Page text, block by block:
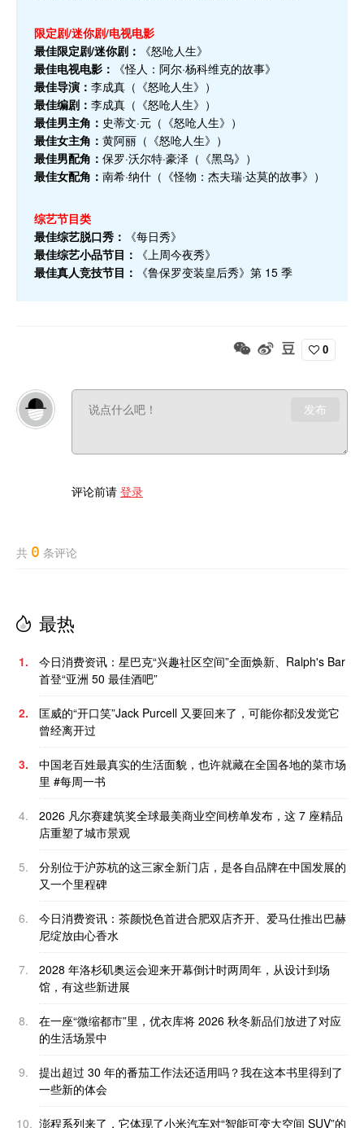
限定剧/迷你剧/电视电影
最佳限定剧/迷你剧：
《怒呛人生》
最佳电视电影：
《怪人：阿尔·杨科维克的故事》
最佳导演： 李成真（《怒呛人生》）
最佳编剧： 李成真（《怒呛人生》）
最佳男主角： 史蒂文·元（《怒呛人生》）
最佳女主角： 黄阿丽（《怒呛人生》）
最佳男配角： 保罗·沃尔特·豪泽（《黑鸟》）
最佳女配角： 南希·纳什（《怪物：杰夫瑞·达莫的故事》）
综艺节目类
最佳综艺脱口秀：
《每日秀》
最佳综艺小品节目：
《上周今夜秀》
最佳真人竞技节目：
《鲁保罗变装皇后秀》第 15 季
0
发布
评论前请 登录
共 0 条评论
最热
1.
今日消费资讯：星巴克“兴趣社区空间”全面焕新、Ralph's Bar
首登“亚洲 50 最佳酒吧”
2.
匡威的“开口笑”Jack Purcell 又要回来了，可能你都没发觉它
曾经离开过
3.
中国老百姓最真实的生活面貌，也许就藏在全国各地的菜市场
里 #每周一书
4.
2026 凡尔赛建筑奖全球最美商业空间榜单发布，这 7 座精品
店重塑了城市景观
5.
分别位于沪苏杭的这三家全新门店，是各自品牌在中国发展的
又一个里程碑
6.
今日消费资讯：茶颜悦色首进合肥双店齐开、爱马仕推出巴赫
尼绽放由心香水
7.
2028 年洛杉矶奥运会迎来开幕倒计时两周年，从设计到场
馆，有这些新进展
8.
在一座“微缩都市”里，优衣库将 2026 秋冬新品们放进了对应
的生活场景中
9.
提出超过 30 年的番茄工作法还适用吗？我在这本书里得到了
一些新的体会
10. 澎程系列来了，它体现了小米汽车对“智能可变大空间 SUV”的